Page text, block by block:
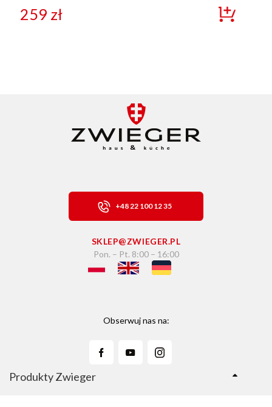
259 zł
+48 22 100 12 35
SKLEP@ZWIEGER.PL
Pon. – Pt. 8:00 – 16:00
Obserwuj nas na:
Produkty Zwieger